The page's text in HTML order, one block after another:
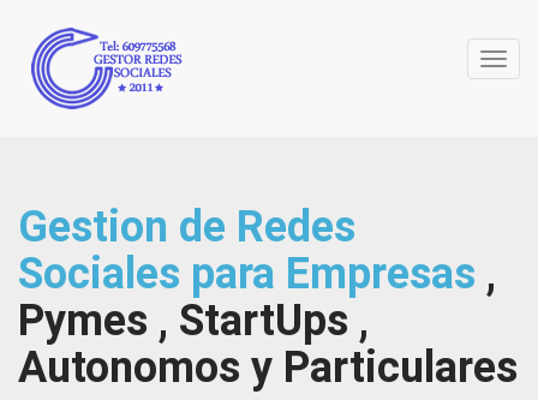
Gestion de Redes
Sociales para Empresas ,
Pymes , StartUps ,
Autonomos y Particulares